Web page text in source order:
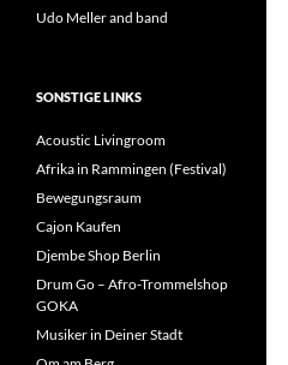
Udo Meller and band
SONSTIGE LINKS
Acoustic Livingroom
Afrika in Rammingen (Festival)
Bewegungsraum
Cajon Kaufen
Djembe Shop Berlin
Drum Go – Afro-Trommelshop
GOKA
Musiker in Deiner Stadt